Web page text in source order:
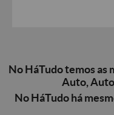
No HáTudo temos as
Auto,
No HáTudo há